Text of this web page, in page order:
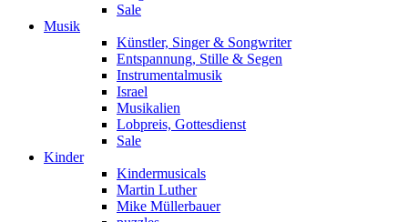
Sale
Musik
Künstler, Singer & Songwriter
Entspannung, Stille & Segen
Instrumentalmusik
Israel
Musikalien
Lobpreis, Gottesdienst
Sale
Kinder
Kindermusicals
Martin Luther
Mike Müllerbauer